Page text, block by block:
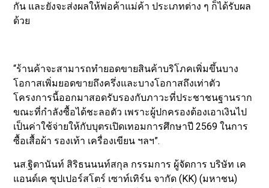
กัน และยังจะส่งผลให้พ่อค้าแม่ค้า ประเภทต่าง ๆ ก็ได้รับผล
ด้วย
“ร้านค้าจะสามารถทำยอดขายสินค้าบริโภคเพิ่มขึ้นบาง
โอกาสเพิ่มยอดขายถึงครึ่งและบางโอกาสถึงเท่าตัว
โครงการนี้ออกมาสอดรับรองกับภาวะที่ประชาชนฐานราก
ขณะที่กำลังซื้อได้ชะลอตัว เพราะผู้ปกครองต้องเอาเงินไป
เป็นค่าใช้จ่ายให้กับบุตรเปิดเทอมการศึกษาปี 2569 ในการ
ซื้อเสื้อผ้า รองเท้า เครื่องเขียน ฯลฯ”.
นส.ฐิตานันท์ สิริธนนนท์สกุล กรรมการ ผู้จัดการ บริษัท เค
แอนด์เค ซุปเปอร์สโตร์ เซาท์เทิร์น จากัด (KK) (มหาชน)